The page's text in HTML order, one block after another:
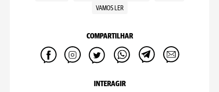
VAMOS LER
COMPARTILHAR
INTERAGIR